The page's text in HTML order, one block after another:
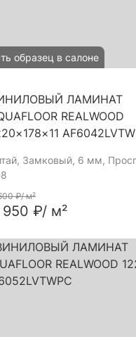
образец в салоне
ЛАМИНАТ
REALWOOD
, Замковый, 6 мм,
₽/ м²
950 ₽/ м²